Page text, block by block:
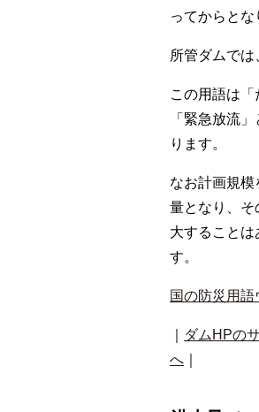
ってからとな
所管ダムで
この用語は
「緊急放流
ります。
なお計画規
量となり、そ
大すること
す。
国の防災用
ダムHPの
へ